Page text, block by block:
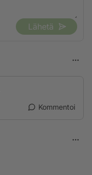
Lähetä
Kommentoi